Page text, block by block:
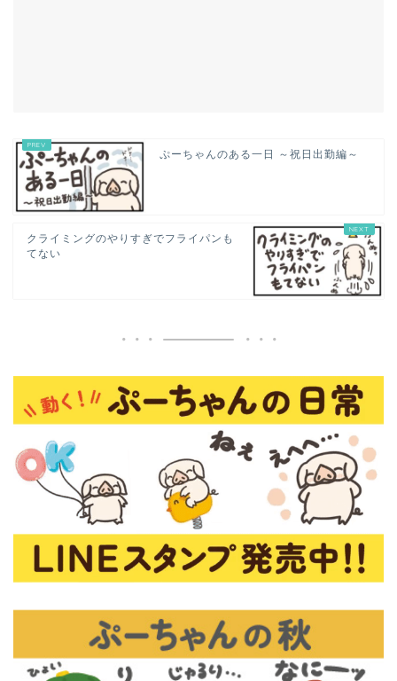
ぷーちゃんのある一日 ～祝日出勤編～
クライミングのやりすぎでフライパンも
てない